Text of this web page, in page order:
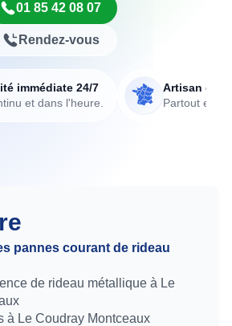
01 85 42 08 07
Rendez-vous
immédiate 24/7
et dans l'heure.
Artisan de
Partout en
pannes courant de rideau
de rideau métallique à Le
à Le Coudray Montceaux